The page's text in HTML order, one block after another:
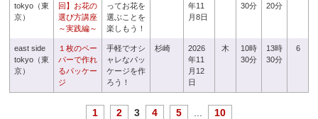
tokyo（東
京）
回】お花の
選び方講座
～実践編～
ってお花を
選ぶことを
楽しもう！
年11
月8日
30分
20分
east side
tokyo（東
京）
１枚のペー
パーで作れ
るパッケー
ジ
手軽でオシ
ャレなパッ
ケージを作
ろう！
杉崎
2026
年11
月12
日
木
10時
30分
13時
30分
6
1 2 3 4 5 10